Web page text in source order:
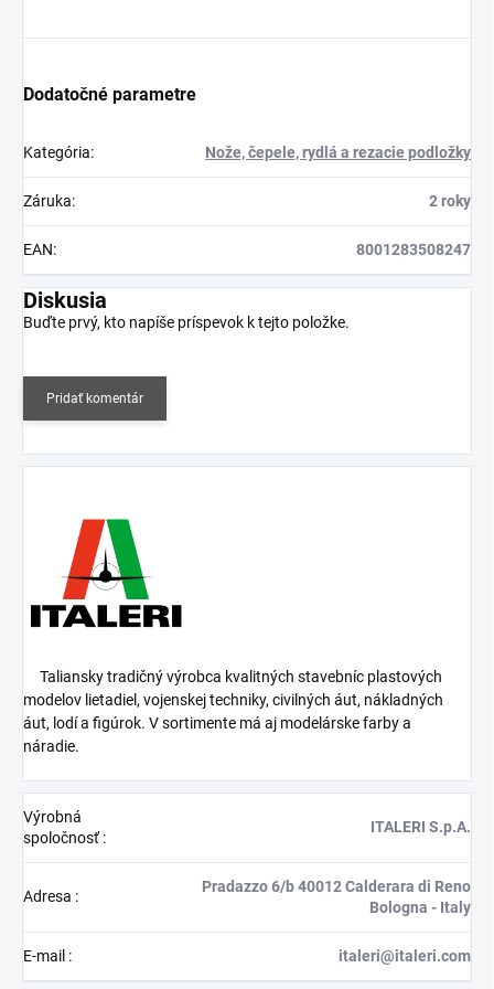
Dodatočné parametre
Kategória: Nože, čepele, rydlá a rezacie podložky
Záruka: 2 roky
EAN: 8001283508247
Diskusia
Buďte prvý, kto napíše príspevok k tejto položke.
Pridať komentár
Taliansky tradičný výrobca kvalitných stavebníc plastových
modelov lietadiel, vojenskej techniky, civilných áut, nákladných
áut, lodí a figúrok. V sortimente má aj modelárske farby a
náradie.
Výrobná
spoločnosť:
ITALERI S.p.A.
Adresa :
Pradazzo 6/b 40012 Calderara di Reno
Bologna - Italy
E-mail : italeri@italeri.com